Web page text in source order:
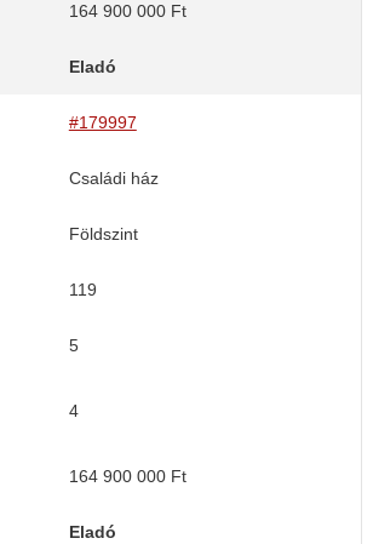
164 900 000 Ft
Eladó
#179997
Családi ház
Földszint
119
5
4
164 900 000 Ft
Eladó